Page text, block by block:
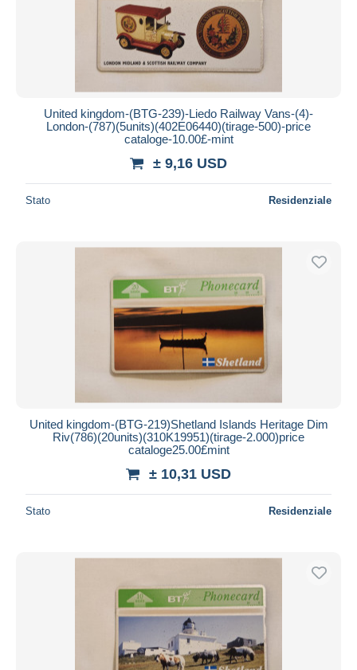
United kingdom-(BTG-239)-Liedo Railway Vans-(4)-
London-(787)(5units)(402E06440)(tirage-500)-price
cataloge-10.00£-mint
± 9,16 USD
Stato Residenziale
United kingdom-(BTG-219)Shetland Islands Heritage Dim
Riv(786)(20units)(310K19951)(tirage-2.000)price
cataloge25.00£mint
± 10,31 USD
Stato Residenziale